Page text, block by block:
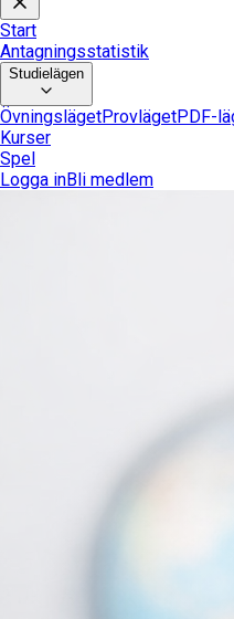
Start
Antagningsstatistik
Studielägen
ÖvningslägetProvlägetPDF-
Kurser
Spel
Logga inBli medlem